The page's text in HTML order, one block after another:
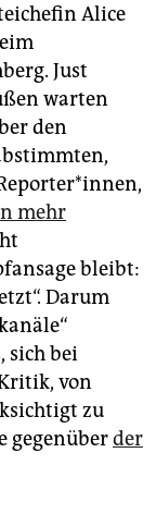
Alice
Just
warten
den
mehr
bleibt:
Darum
sich bei
von
zu
gegenüberder